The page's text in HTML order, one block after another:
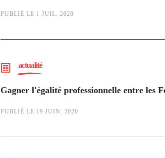
PUBLIÉ LE 1 JUIL. 2020
actualité
Gagner l'égalité professionnelle entre les
PUBLIÉ LE 19 JUIN. 2020